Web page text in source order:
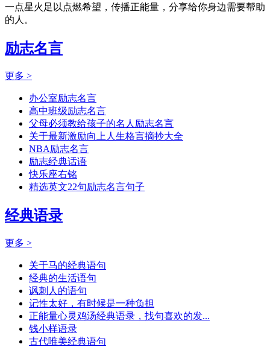
一点星火足以点燃希望，传播正能量，分享给你身边需要帮助
的人。
励志名言
更多 >
办公室励志名言
高中班级励志名言
父母必须教给孩子的名人励志名言
关于最新激励向上人生格言摘抄大全
NBA励志名言
励志经典话语
快乐座右铭
精选英文22句励志名言句子
经典语录
更多 >
关于马的经典语句
经典的生活语句
讽刺人的语句
记性太好，有时候是一种负担
正能量心灵鸡汤经典语录，找句喜欢的发...
钱小样语录
古代唯美经典语句